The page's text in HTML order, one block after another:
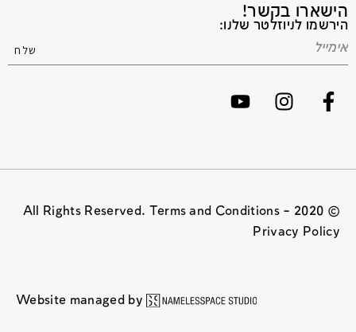
הישארו בקשר!
הירשמו לניוזלטר שלנו:
© 2020 All Rights Reserved. Terms and Conditions –
Privacy Policy
Website managed by